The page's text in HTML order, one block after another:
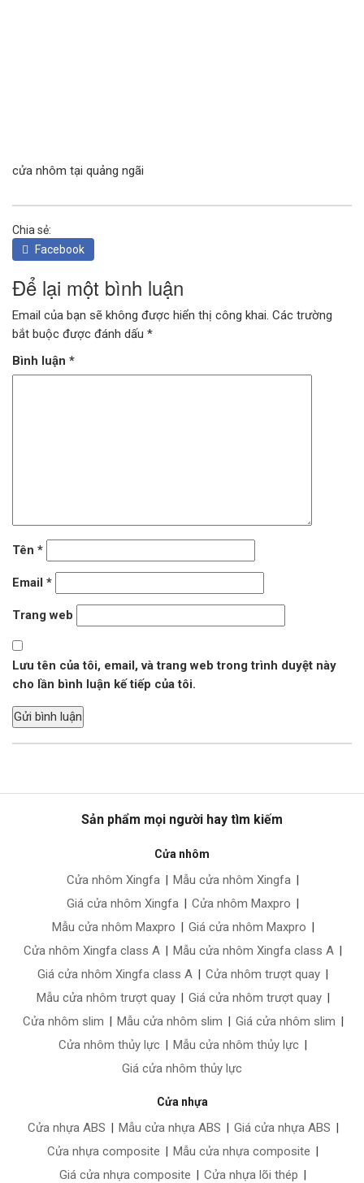
cửa nhôm tại quảng ngãi
Chia sẻ:
Facebook
Để lại một bình luận
Email của bạn sẽ không được hiển thị công khai. Các trường
bắt buộc được đánh dấu *
Bình luận *
Tên *
Email *
Trang web
Lưu tên của tôi, email, và trang web trong trình duyệt này
cho lần bình luận kế tiếp của tôi.
Sản phẩm mọi người hay tìm kiếm
Cửa nhôm
Cửa nhôm Xingfa | Mẫu cửa nhôm Xingfa |
Giá cửa nhôm Xingfa | Cửa nhôm Maxpro |
Mẫu cửa nhôm Maxpro | Giá cửa nhôm Maxpro |
Cửa nhôm Xingfa class A | Mẫu cửa nhôm Xingfa class A |
Giá cửa nhôm Xingfa class A | Cửa nhôm trượt quay |
Mẫu cửa nhôm trượt quay | Giá cửa nhôm trượt quay |
Cửa nhôm slim | Mẫu cửa nhôm slim | Giá cửa nhôm slim |
Cửa nhôm thủy lực | Mẫu cửa nhôm thủy lực |
Giá cửa nhôm thủy lực
Cửa nhựa
Cửa nhựa ABS | Mẫu cửa nhựa ABS | Giá cửa nhựa ABS |
Cửa nhựa composite | Mẫu cửa nhựa composite |
Giá cửa nhựa composite | Cửa nhựa lõi thép |